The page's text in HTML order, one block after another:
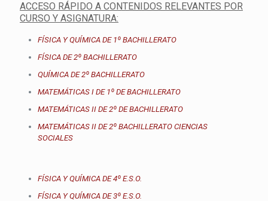
ACCESO RÁPIDO A CONTENIDOS RELEVANTES POR
CURSO Y ASIGNATURA:
FÍSICA Y QUÍMICA DE 1º BACHILLERATO
FÍSICA DE 2º BACHILLERATO
QUÍMICA DE 2º BACHILLERATO
MATEMÁTICAS I DE 1º DE BACHILLERATO
MATEMÁTICAS II DE 2º DE BACHILLERATO
MATEMÁTICAS II DE 2º BACHILLERATO CIENCIAS
SOCIALES
FÍSICA Y QUÍMICA DE 4º E.S.O.
FÍSICA Y QUÍMICA DE 3º E.S.O.